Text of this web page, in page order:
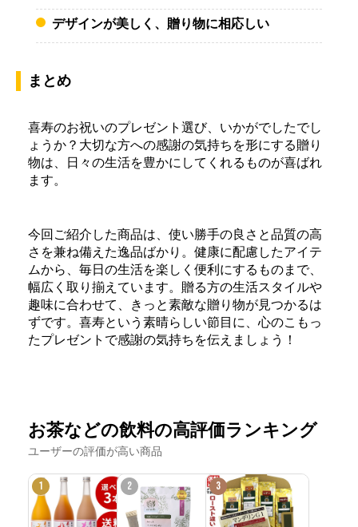
デザインが美しく、贈り物に相応しい
まとめ
喜寿のお祝いのプレゼント選び、いかがでしたでし
ょうか？大切な方への感謝の気持ちを形にする贈り
物は、日々の生活を豊かにしてくれるものが喜ばれ
ます。
今回ご紹介した商品は、使い勝手の良さと品質の高
さを兼ね備えた逸品ばかり。健康に配慮したアイテ
ムから、毎日の生活を楽しく便利にするものまで、
幅広く取り揃えています。贈る方の生活スタイルや
趣味に合わせて、きっと素敵な贈り物が見つかるは
ずです。喜寿という素晴らしい節目に、心のこもっ
たプレゼントで感謝の気持ちを伝えましょう！
お茶などの飲料の高評価ランキング
ユーザーの評価が高い商品
1 2 3